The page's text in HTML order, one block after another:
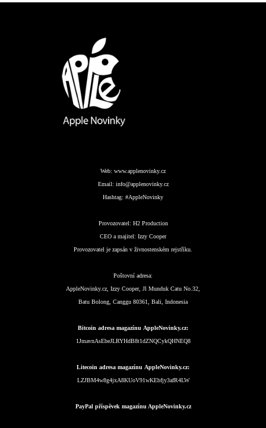
Web: www.applenovinky.cz
Email: info@applenovinky.cz
Hashtag: #AppleNovinky
Provozovatel: H2 Production
CEO a majitel: Izzy Cooper
Provozovatel je zapsán v živnostenském rejstříku.
Poštovní adresa:
AppleNovinky.cz, Izzy Cooper, Jl Munduk Catu No.32,
Batu Bolong, Canggu 80361, Bali, Indonesia
Bitcoin adresa magazínu AppleNovinky.cz:
1JmavnAsEbeJLRYHdB8t1dZNQCykQHNEQ8
Litecoin adresa magazínu AppleNovinky.cz:
LZJBM4w8g4jxA8KUoV91wKEbfjy3afR4LW
PayPal příspěvek magazínu AppleNovinky.cz